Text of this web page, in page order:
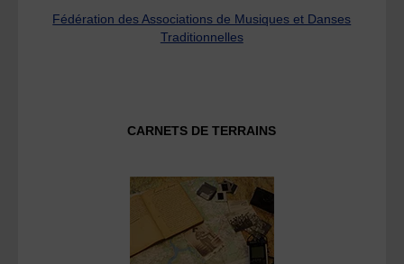
Fédération des Associations de Musiques et Danses
Traditionnelles
CARNETS DE TERRAINS